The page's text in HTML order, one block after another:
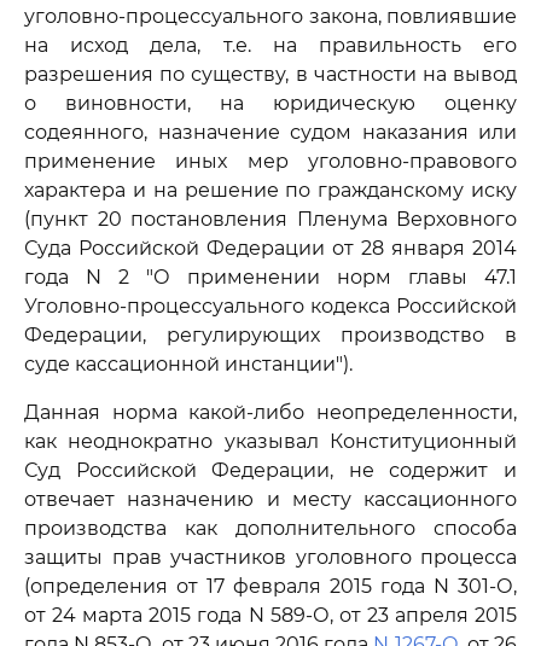
уголовно-процессуального закона, повлиявшие
на исход дела, т.е. на правильность его
разрешения по существу, в частности на вывод
о виновности, на юридическую оценку
содеянного, назначение судом наказания или
применение иных мер уголовно-правового
характера и на решение по гражданскому иску
(пункт 20 постановления Пленума Верховного
Суда Российской Федерации от 28 января 2014
года N 2 "О применении норм главы 47.1
Уголовно-процессуального кодекса Российской
Федерации, регулирующих производство в
суде кассационной инстанции").
Данная норма какой-либо неопределенности,
как неоднократно указывал Конституционный
Суд Российской Федерации, не содержит и
отвечает назначению и месту кассационного
производства как дополнительного способа
защиты прав участников уголовного процесса
(определения от 17 февраля 2015 года N 301-О,
от 24 марта 2015 года N 589-О, от 23 апреля 2015